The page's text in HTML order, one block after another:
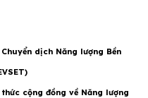
dịch Năng lượng Bền
cộng đồng về Năng lượng
chế đảm bảo an
tư